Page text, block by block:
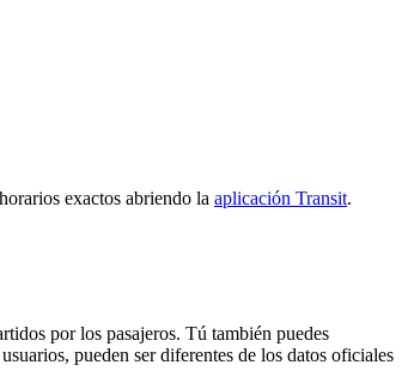
exactos abriendo la aplicación Transit.
por los pasajeros. Tú también puedes
pueden ser diferentes de los datos oficiales